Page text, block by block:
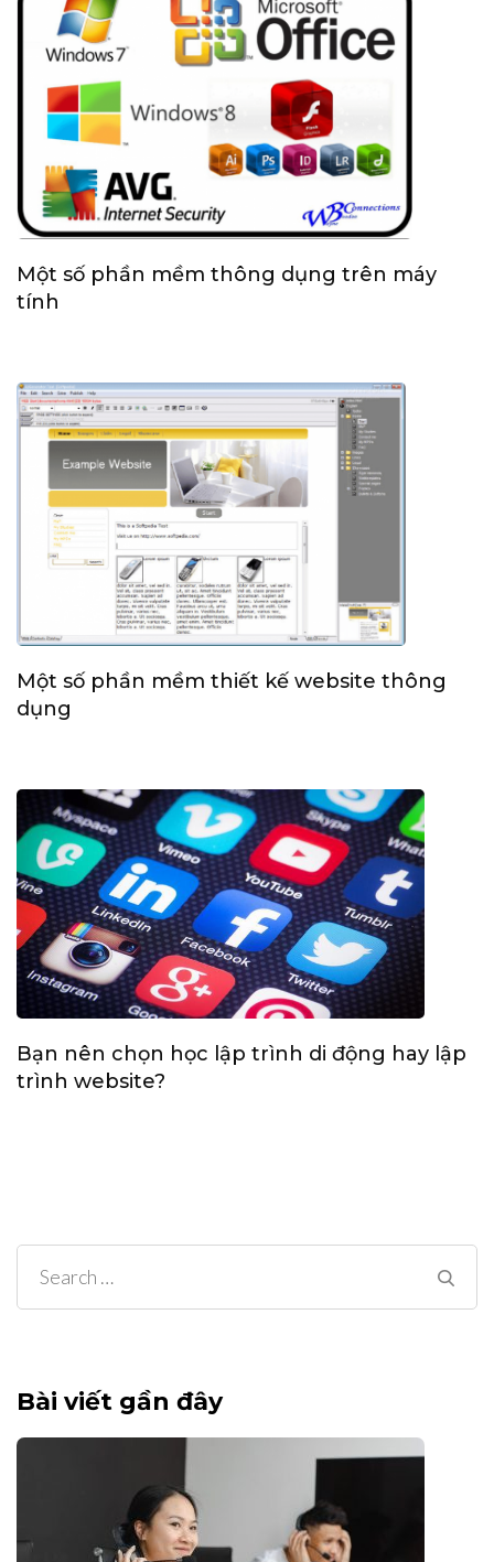
Một số phần mềm thông dụng trên máy
tính
Một số phần mềm thiết kế website thông
dụng
Bạn nên chọn học lập trình di động hay lập
trình website?
Search
for:
Bài viết gần đây